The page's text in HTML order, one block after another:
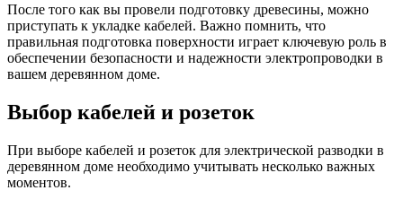
После того как вы провели подготовку древесины, можно
приступать к укладке кабелей. Важно помнить, что
правильная подготовка поверхности играет ключевую роль в
обеспечении безопасности и надежности электропроводки в
вашем деревянном доме.
Выбор кабелей и розеток
При выборе кабелей и розеток для электрической разводки в
деревянном доме необходимо учитывать несколько важных
моментов.